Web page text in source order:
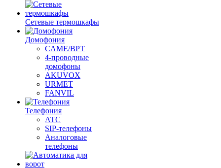
Сетевые термошкафы
Домофония
CAME/BPT
4-проводные
домофоны
AKUVOX
URMET
FANVIL
Телефония
АТС
SIP-телефоны
Аналоговые
телефоны